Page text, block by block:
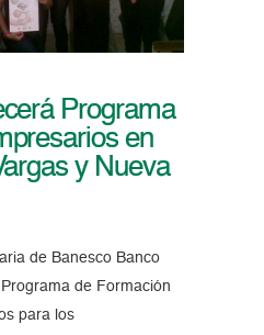
Programa
en
y Nueva
de Banesco Banco
de Formación
para los